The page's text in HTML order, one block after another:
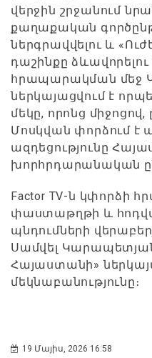
վերջին շրջանում
քաղաքական
ներգրավվելու և
դաշինքը ձևավորելու
հրապարակման մեջ
ներկայացվում է
մեկը, որոնց
Մոսկվան փորձում է
ազդեցությունը
խորհրդարանական
Factor TV-ն կփորձի
փաստաթղթի և
պնդումների
Սամվել
Հայաստանի»
մեկնաբանությունը։
19 Մայիս, 2026 16:58